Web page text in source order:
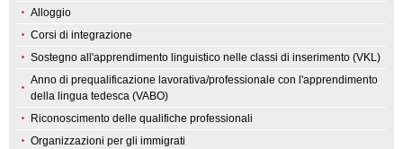
Alloggio
Corsi di integrazione
Sostegno all'apprendimento linguistico nelle classi di inserimento (VKL)
Anno di prequalificazione lavorativa/professionale con l'apprendimento
della lingua tedesca (VABO)
Riconoscimento delle qualifiche professionali
Organizzazioni per gli immigrati